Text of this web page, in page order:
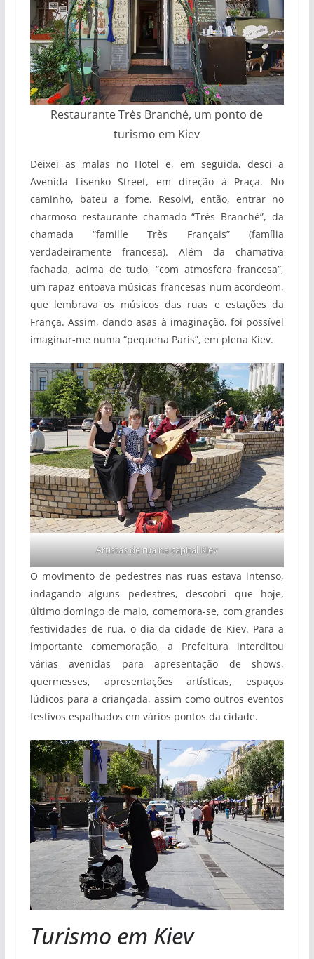
Restaurante Très Branché, um ponto de
turismo em Kiev
Deixei as malas no Hotel e, em seguida, desci a
Avenida Lisenko Street, em direção à Praça. No
caminho, bateu a fome. Resolvi, então, entrar no
charmoso restaurante chamado “Très Branché”, da
chamada “famille Très Français” (família
verdadeiramente francesa). Além da chamativa
fachada, acima de tudo, “com atmosfera francesa”,
um rapaz entoava músicas francesas num acordeom,
que lembrava os músicos das ruas e estações da
França. Assim, dando asas à imaginação, foi possível
imaginar-me numa “pequena Paris”, em plena Kiev.
Artistas de rua na capital Kiev
O movimento de pedestres nas ruas estava intenso,
indagando alguns pedestres, descobri que hoje,
último domingo de maio, comemora-se, com grandes
festividades de rua, o dia da cidade de Kiev. Para a
importante comemoração, a Prefeitura interditou
várias avenidas para apresentação de shows,
quermesses, apresentações artísticas, espaços
lúdicos para a criançada, assim como outros eventos
festivos espalhados em vários pontos da cidade.
Turismo em Kiev